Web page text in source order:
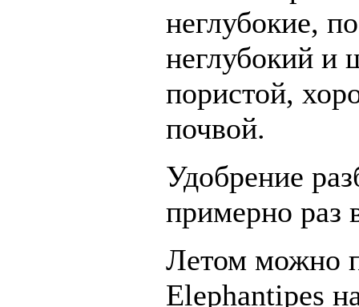
неглубокие,
неглубокий и
пористой,
почвой.
Удобрение
примерно раз
Летом можно
Elephantipes